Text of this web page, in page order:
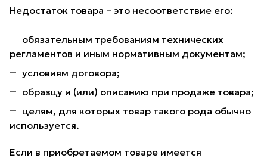
Недостаток товара – это несоответствие его:
обязательным требованиям технических
регламентов и иным нормативным документам;
условиям договора;
образцу и (или) описанию при продаже товара;
целям, для которых товар такого рода обычно
используется.
Если в приобретаемом товаре имеется